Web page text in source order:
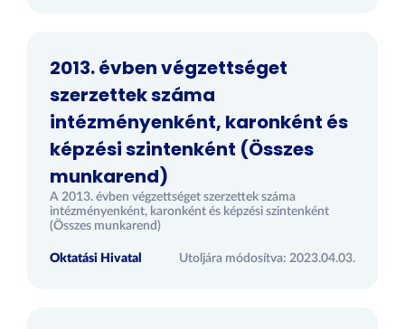
2013. évben végzettséget
szerzettek száma
intézményenként, karonként és
képzési szintenként (Összes
munkarend)
A 2013. évben végzettséget szerzettek száma
intézményenként, karonként és képzési szintenként
(Összes munkarend)
Oktatási Hivatal Utoljára módosítva: 2023.04.03.